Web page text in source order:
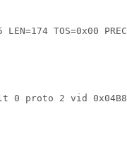
TOS=0x00
proto 2 vid 0x04B8